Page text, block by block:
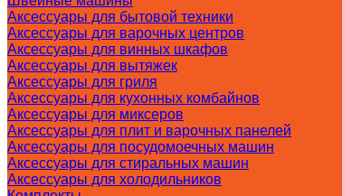
Аксессуары для бытовой техники
Аксессуары для варочных центров
Аксессуары для винных шкафов
Аксессуары для вытяжек
Аксессуары для гриля
Аксессуары для кухонных комбайнов
Аксессуары для миксеров
Аксессуары для плит и варочных панелей
Аксессуары для посудомоечных машин
Аксессуары для стиральных машин
Аксессуары для холодильников